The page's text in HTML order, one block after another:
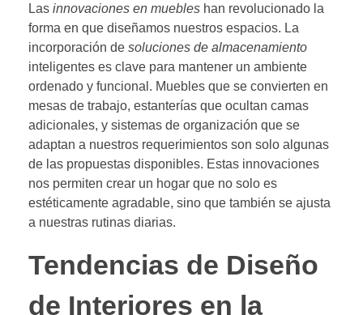
Las innovaciones en muebles han revolucionado la
forma en que diseñamos nuestros espacios. La
incorporación de soluciones de almacenamiento
inteligentes es clave para mantener un ambiente
ordenado y funcional. Muebles que se convierten en
mesas de trabajo, estanterías que ocultan camas
adicionales, y sistemas de organización que se
adaptan a nuestros requerimientos son solo algunas
de las propuestas disponibles. Estas innovaciones
nos permiten crear un hogar que no solo es
estéticamente agradable, sino que también se ajusta
a nuestras rutinas diarias.
Tendencias de Diseño
de Interiores en la